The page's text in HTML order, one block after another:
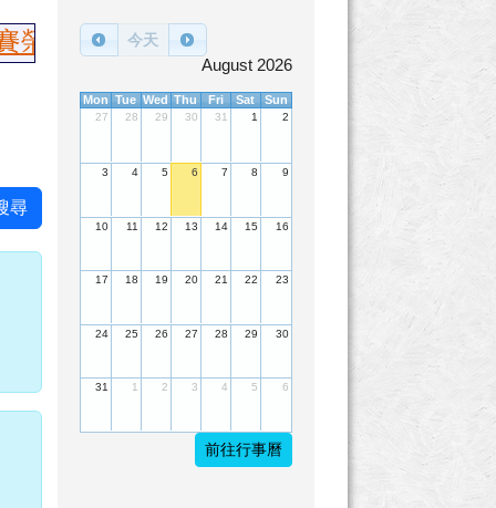
國語朗讀國小乙組：第一名陳繶帆、
尋
今天
August 2026
Mon Tue Wed Thu Fri Sat Sun
27 28 29 30 31 1 2
3 4 5 6 7 8 9
10 11 12 13 14 15 16
17 18 19 20 21 22 23
24 25 26 27 28 29 30
31 1 2 3 4 5 6
前往行事曆